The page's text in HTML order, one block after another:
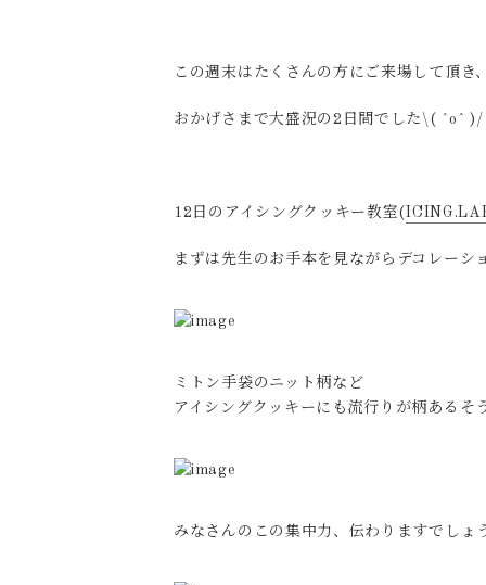
この週末はたくさんの方にご来場して頂き、
おかげさまで大盛況の2日間でした\( ˆoˆ )/
12日のアイシングクッキー教室(
まずは先生のお手本を見ながらデコレーシ
ミトン手袋のニット柄など
アイシングクッキーにも流行りが柄あるそ
みなさんのこの集中力、伝わりますでしょ